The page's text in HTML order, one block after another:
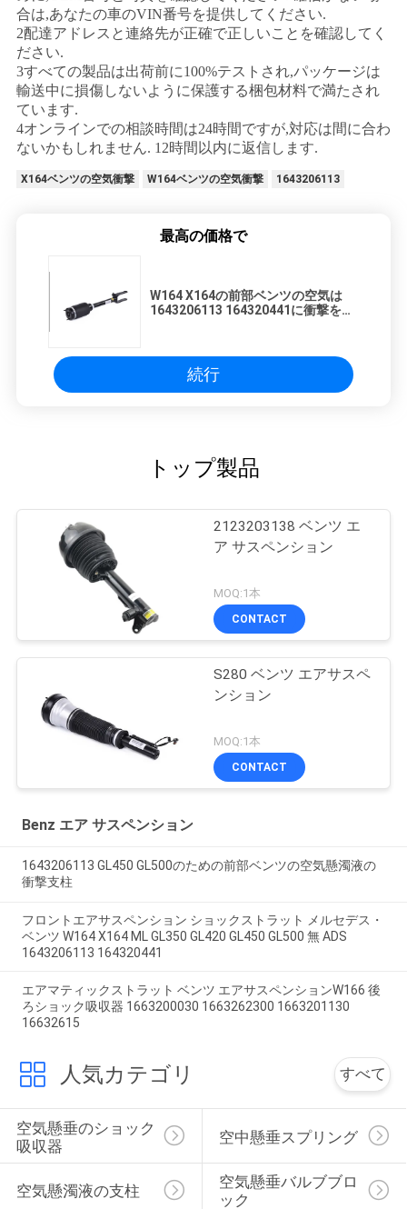
合は,あなたの車のVIN番号を提供してください.
2配達アドレスと連絡先が正確で正しいことを確認してく
ださい.
3すべての製品は出荷前に100%テストされ,パッケージは
輸送中に損傷しないように保護する梱包材料で満たされ
ています.
4オンラインでの相談時間は24時間ですが,対応は間に合わ
ないかもしれません. 12時間以内に返信します.
X164ベンツの空気衝撃 W164ベンツの空気衝撃 1643206113
最高の価格で
W164 X164の前部ベンツの空気は
1643206113 164320441に衝撃を与
続行
トップ製品
2123203138 ベンツ エ
ア サスペンション
MOQ:1本
CONTACT
S280 ベンツ エアサスペ
ンション
MOQ:1本
CONTACT
Benz エア サスペンション
1643206113 GL450 GL500のための前部ベンツの空気懸濁液の
衝撃支柱
フロントエアサスペンション ショックストラット メルセデス・
ベンツ W164 X164 ML GL350 GL420 GL450 GL500 無 ADS
1643206113 164320441
エアマティックストラット ベンツ エアサスペンションW166 後
ろショック吸収器 1663200030 1663262300 1663201130
16632615
人気カテゴリ すべて
空気懸垂のショック
吸収器
空中懸垂スプリング
空気懸濁液の支柱
空気懸垂バルブブロ
ック